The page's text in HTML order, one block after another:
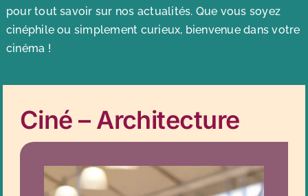
pour tout savoir sur nos actualités. Que vous soyez
cinéphile ou simplement curieux, bienvenue dans votre
cinéma !
Ciné – Architecture